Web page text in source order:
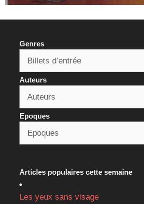
Genres
Auteurs
Epoques
Articles populaires cette semaine
Les yeux sans visage